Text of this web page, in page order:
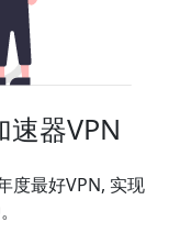
器VPN
度最好VPN, 实现